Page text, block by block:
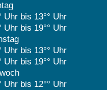
Uhr bis 13°° Uhr
Uhr bis 19°° Uhr
Uhr bis 13°° Uhr
Uhr bis 19°° Uhr
Uhr bis 12°° Uhr